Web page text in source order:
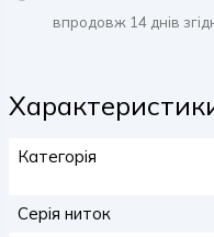
впродовж 14 днів
Категорія
Серія ниток